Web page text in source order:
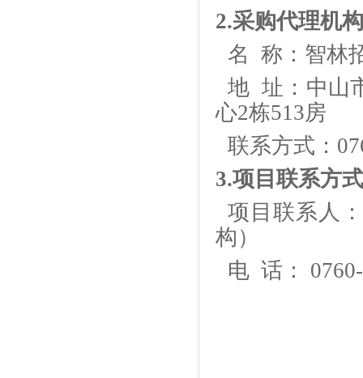
2.采购代理机
名 称：智林
地 址：中山
心2栋513房
联系方式：
3.项目联系方式
项目联系人：
构）
电 话：